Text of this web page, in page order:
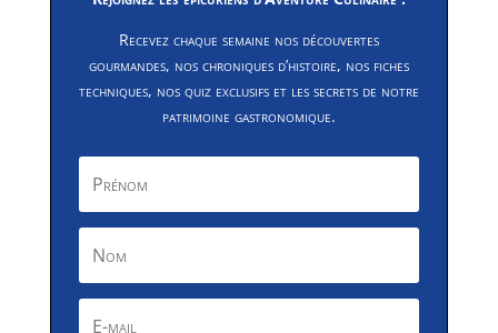
Recevez chaque semaine nos découvertes
gourmandes, nos chroniques d’histoire, nos fiches
techniques, nos quiz exclusifs et les secrets de notre
patrimoine gastronomique.